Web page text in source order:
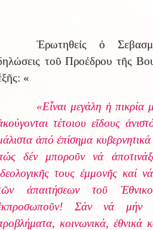
Ἐρωτηθείς ὁ
τοῦ Προέδρου τῆς
«
«Εἶναι μεγάλη ἡ πικρία
τέτοιου εἴδους
ἀπό ἐπίσημα κυβερνητικά
δέν μποροῦν νά
τους ἐμμονῆς καί
ἀπαιτήσεων τοῦ
Σάν νά μήν
κοινωνικά, ἐθνικά